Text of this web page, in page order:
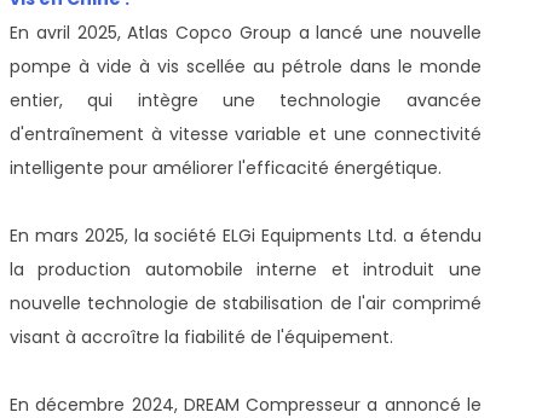
En avril 2025, Atlas Copco Group a lancé une nouvelle
pompe à vide à vis scellée au pétrole dans le monde
entier, qui intègre une technologie avancée
d'entraînement à vitesse variable et une connectivité
intelligente pour améliorer l'efficacité énergétique.
En mars 2025, la société ELGi Equipments Ltd. a étendu
la production automobile interne et introduit une
nouvelle technologie de stabilisation de l'air comprimé
visant à accroître la fiabilité de l'équipement.
En décembre 2024, DREAM Compresseur a annoncé le